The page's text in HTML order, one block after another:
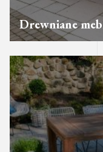
Drewniane